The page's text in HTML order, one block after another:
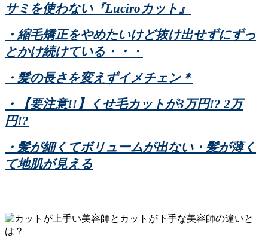
サミを使わない『Luciroカット』
・縮毛矯正をやめたいけど抜け出せずにずっ
とかけ続けている・・・
・髪の長さを変えずイメチェン＊
・【要注意!!】くせ毛カットが3万円!? 2万
円!?
・髪が細くてボリュームが出ない・髪が薄く
て地肌が見える